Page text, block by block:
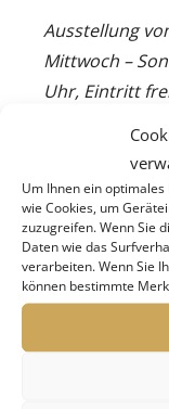
Um Ihnen ein
wie Cookies, um
zuzugreifen. Wenn Sie
Daten wie das
verarbeiten. Wenn Sie
können bestimmte
Ausstellung
Mittwoch –
Uhr, Eintritt
Der
ist vor allem
als Dichter,
weniger
bildnerisches
Zeichnungen,
ganz